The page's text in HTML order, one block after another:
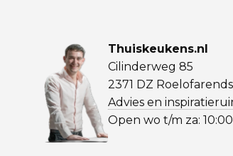
Thuiskeukens.nl
Cilinderweg 85
2371 DZ
Advies en
Open wo t/m za: